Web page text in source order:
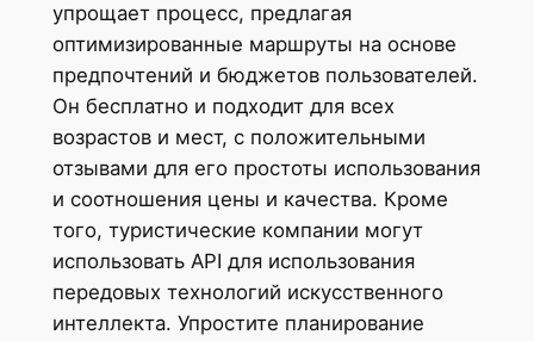
упрощает процесс, предлагая
оптимизированные маршруты на основе
предпочтений и бюджетов пользователей.
Он бесплатно и подходит для всех
возрастов и мест, с положительными
отзывами для его простоты использования
и соотношения цены и качества. Кроме
того, туристические компании могут
использовать API для использования
передовых технологий искусственного
интеллекта. Упростите планирование